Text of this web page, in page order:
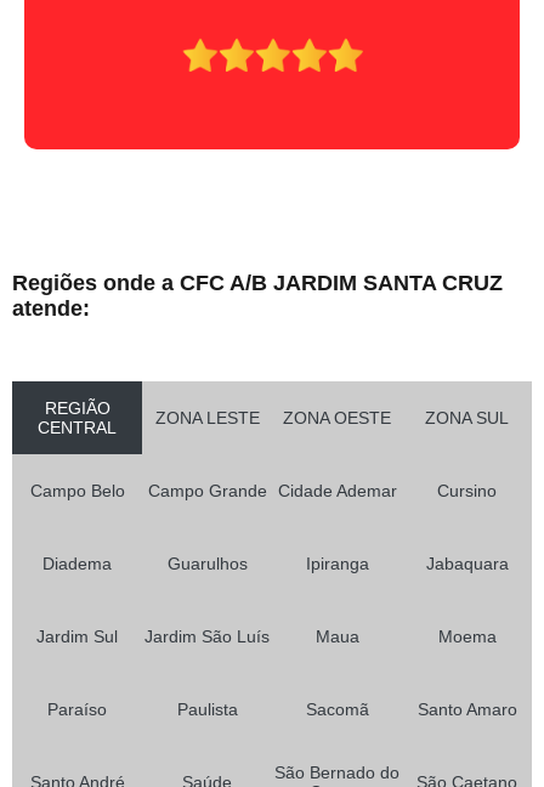
Regiões onde a CFC A/B JARDIM SANTA CRUZ
atende:
REGIÃO
CENTRAL
ZONA LESTE ZONA OESTE ZONA SUL
Campo Belo Campo Grande Cidade Ademar Cursino
Diadema Guarulhos Ipiranga Jabaquara
Jardim Sul Jardim São Luís Maua Moema
Paraíso Paulista Sacomã Santo Amaro
Santo André Saúde
São Bernado do
São Caetano